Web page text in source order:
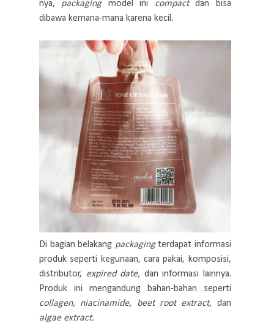
nya, packaging model ini compactdan bisa
dibawa kemana-mana karena kecil.
Di bagian belakang packagingterdapat informasi
produk seperti kegunaan, cara pakai, komposisi,
distributor, expired date, dan informasi lainnya.
Produk ini mengandung bahan-bahan seperti
collagen, niacinamide, beet root extract, dan
algae extract.